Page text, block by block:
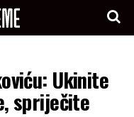
Ukinite
spriječite